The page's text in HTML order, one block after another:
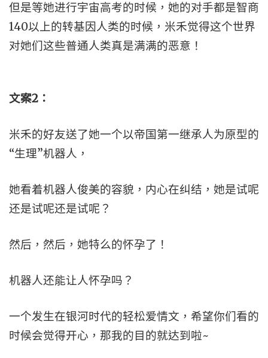
但是等她进行宇宙高考的时候，她的对手都是智商
140以上的转基因人类的时候，米禾觉得这个世界
对她们这些普通人类真是满满的恶意！
文案2 ：
米禾的好友送了她一个以帝国第一继承人为原型的
“生理”机器人，
她看着机器人俊美的容貌，内心在纠结，她是试呢
还是试呢还是试呢？
然后，然后，她特么的怀孕了！
机器人还能让人怀孕吗？
一个发生在银河时代的轻松爱情文，希望你们看的
时候会觉得开心，那我的目的就达到啦~